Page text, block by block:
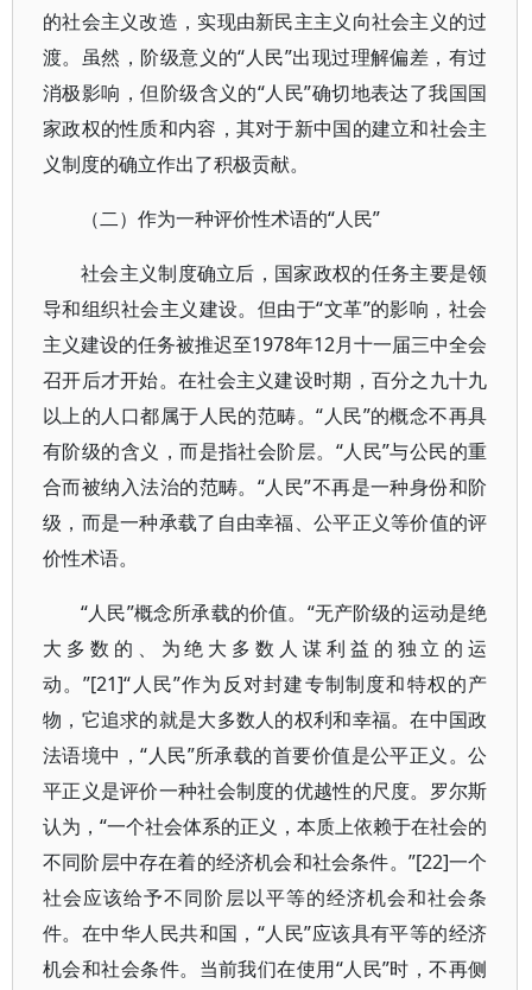
的社会主义改造，实现由新民主主义向社会主义的过
渡。虽然，阶级意义的“人民”出现过理解偏差，有过
消极影响，但阶级含义的“人民”确切地表达了我国国
家政权的性质和内容，其对于新中国的建立和社会主
义制度的确立作出了积极贡献。
（二）作为一种评价性术语的“人民”
社会主义制度确立后，国家政权的任务主要是领
导和组织社会主义建设。但由于“文革”的影响，社会
主义建设的任务被推迟至1978年12月十一届三中全会
召开后才开始。在社会主义建设时期，百分之九十九
以上的人口都属于人民的范畴。“人民”的概念不再具
有阶级的含义，而是指社会阶层。“人民”与公民的重
合而被纳入法治的范畴。“人民”不再是一种身份和阶
级，而是一种承载了自由幸福、公平正义等价值的评
价性术语。
“人民”概念所承载的价值。“无产阶级的运动是绝
大多数的、为绝大多数人谋利益的独立的运
动。”[21]“人民”作为反对封建专制制度和特权的产
物，它追求的就是大多数人的权利和幸福。在中国政
法语境中，“人民”所承载的首要价值是公平正义。公
平正义是评价一种社会制度的优越性的尺度。罗尔斯
认为，“一个社会体系的正义，本质上依赖于在社会的
不同阶层中存在着的经济机会和社会条件。”[22]一个
社会应该给予不同阶层以平等的经济机会和社会条
件。在中华人民共和国，“人民”应该具有平等的经济
机会和社会条件。当前我们在使用“人民”时，不再侧